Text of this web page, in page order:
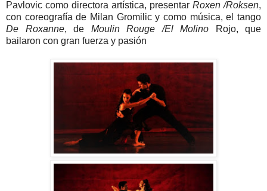
Pavlovic como directora artística, presentar Roxen /Roksen,
con coreografía de Milan Gromilic y como música, el tango
De Roxanne, de Moulin Rouge /El Molino Rojo, que
bailaron con gran fuerza y pasión